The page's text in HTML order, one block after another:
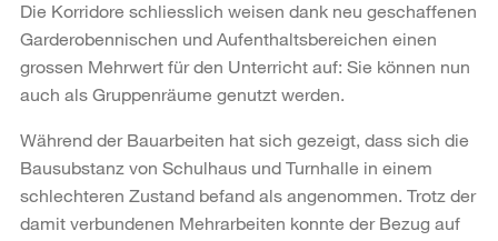
Die Korridore schliesslich weisen dank neu geschaffenen
Garderobennischen und Aufenthaltsbereichen einen
grossen Mehrwert für den Unterricht auf: Sie können nun
auch als Gruppenräume genutzt werden.
Während der Bauarbeiten hat sich gezeigt, dass sich die
Bausubstanz von Schulhaus und Turnhalle in einem
schlechteren Zustand befand als angenommen. Trotz der
damit verbundenen Mehrarbeiten konnte der Bezug auf